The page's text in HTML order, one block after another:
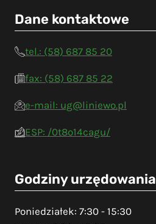
Dane kontaktowe
tel.: (58) 687 85 20
fax: (58) 687 85 22
e-mail: ug@liniewo.pl
ESP: /0t8o14cagu/
Godziny urzędowania
Poniedziałek: 7:30 - 15:30